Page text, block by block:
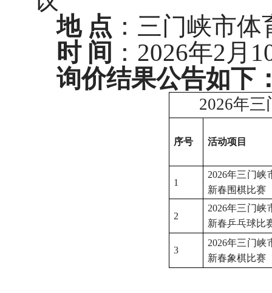
地 点 ：三门峡市
时 间 ：2026年2月
询价结果公告如下
2026年
序号 活动项目
1
2026年三门峡
新春围棋比赛
2
2026年三门峡
新春乒乓球比
3
2026年三门峡
新春象棋比赛